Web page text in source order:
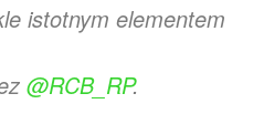
istotnym elementem
@RCB_RP.